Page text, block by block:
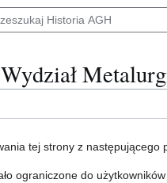
tej strony z następującego
ograniczone do